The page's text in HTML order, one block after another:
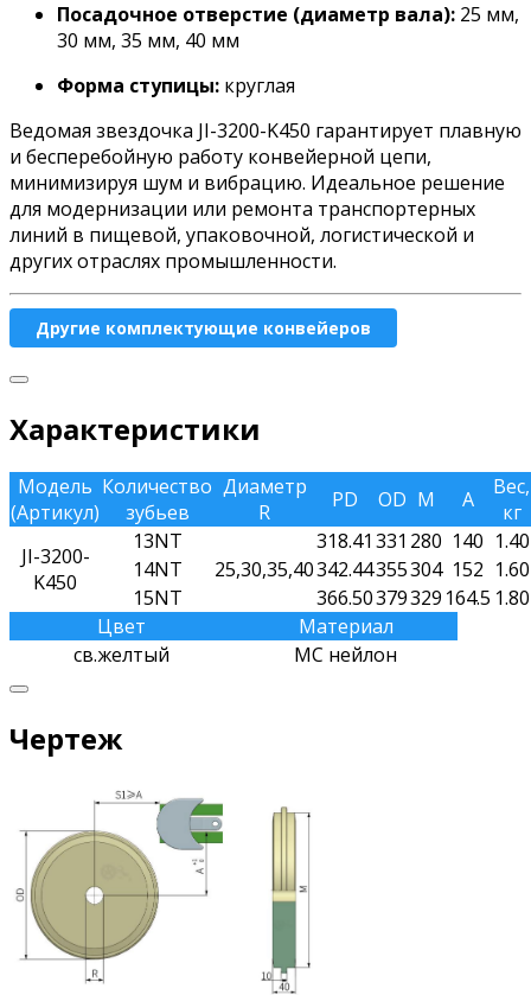
Посадочное отверстие (диаметр вала): 25 мм,
30 мм, 35 мм, 40 мм
Форма ступицы: круглая
Ведомая звездочка JI-3200-K450 гарантирует плавную
и бесперебойную работу конвейерной цепи,
минимизируя шум и вибрацию. Идеальное решение
для модернизации или ремонта транспортерных
линий в пищевой, упаковочной, логистической и
других отраслях промышленности.
Другие комплектующие конвейеров
Характеристики
Модель
(Артикул)
Количество
зубьев
Диаметр
R
PD OD M A
Вес,
кг
JI-3200-
K450
13NT
25,30,35,40
318.41 331 280 140 1.40
14NT
342.44355304 152 1.60
15NT
366.50379329 164.5 1.80
Цвет
Материал
св.желтый
МС нейлон
Чертеж